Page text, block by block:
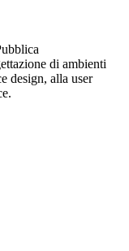
di ambienti
design, alla user